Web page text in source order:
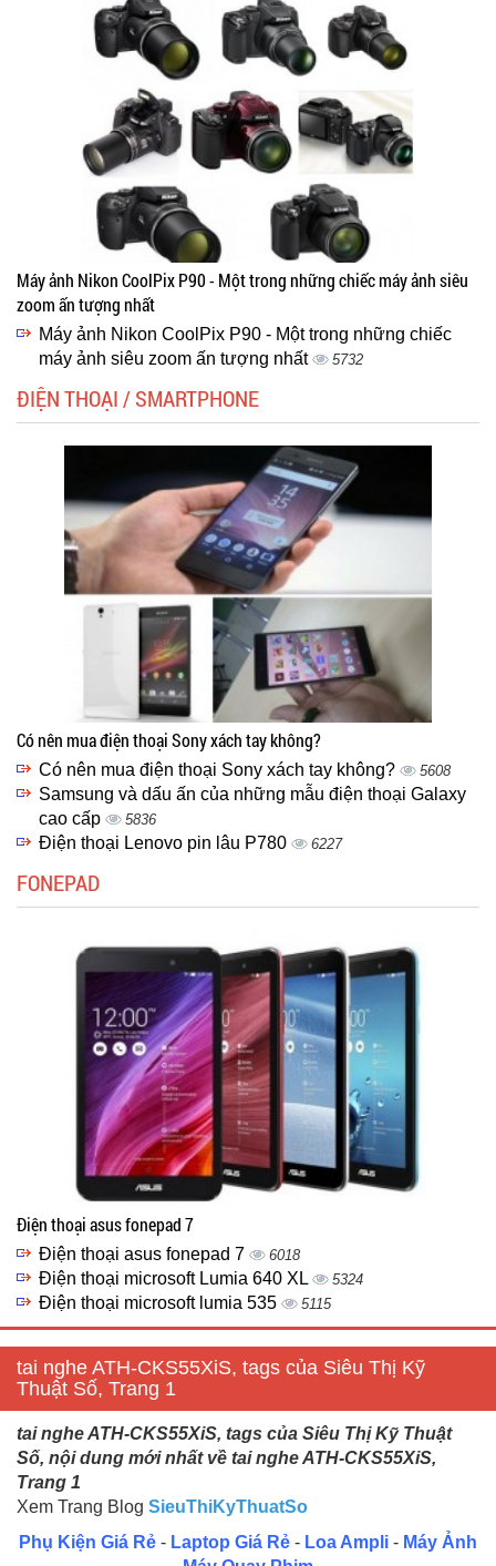
Máy ảnh Nikon CoolPix P90 - Một trong những chiếc máy ảnh siêu
zoom ấn tượng nhất
Máy ảnh Nikon CoolPix P90 - Một trong những chiếc
máy ảnh siêu zoom ấn tượng nhất
5732
ĐIỆN THOẠI / SMARTPHONE
Có nên mua điện thoại Sony xách tay không?
Có nên mua điện thoại Sony xách tay không? 5608
Samsung và dấu ấn của những mẫu điện thoại Galaxy
cao cấp
5836
Điện thoại Lenovo pin lâu P780 6227
FONEPAD
Điện thoại asus fonepad 7
Điện thoại asus fonepad 7 6018
Điện thoại microsoft Lumia 640 XL 5324
Điện thoại microsoft lumia 535 5115
tai nghe ATH-CKS55XiS, tags của Siêu Thị Kỹ
Thuật Số, Trang 1
tai nghe ATH-CKS55XiS, tags của Siêu Thị Kỹ Thuật
Số, nội dung mới nhất về tai nghe ATH-CKS55XiS,
Trang 1
Xem Trang Blog SieuThiKyThuatSo
Phụ Kiện Giá Rẻ - Laptop Giá Rẻ - Loa Ampli - Máy Ảnh